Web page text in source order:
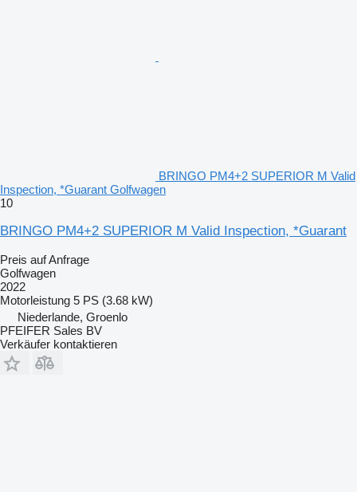
BRINGO PM4+2 SUPERIOR M Valid
Inspection, *Guarant Golfwagen
10
BRINGO PM4+2 SUPERIOR M Valid Inspection, *Guarant
Preis auf Anfrage
Golfwagen
2022
Motorleistung 5 PS (3.68 kW)
Niederlande, Groenlo
PFEIFER Sales BV
Verkäufer kontaktieren